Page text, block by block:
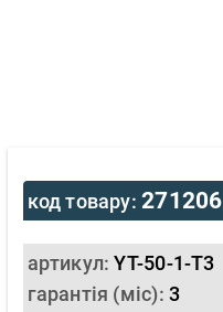
код товару:271206
артикул:YT-50-1-T3
гарантія (міс): 3